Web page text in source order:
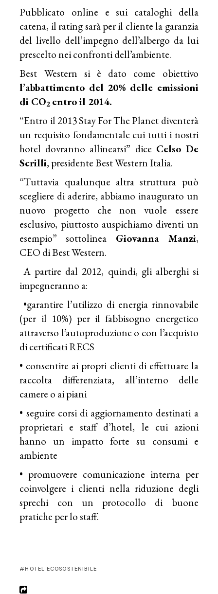
Pubblicato online e sui cataloghi della
catena, il rating sarà per il cliente la garanzia
del livello dell’impegno dell’albergo da lui
prescelto nei confronti dell’ambiente.
Best Western si è dato come obiettivo
l’abbattimento del 20% delle emissioni
di CO2entro il 2014.
“Entro il 2013 Stay For The Planet diventerà
un requisito fondamentale cui tutti i nostri
hotel dovranno allinearsi” dice Celso De
Scrilli, presidente Best Western Italia.
“Tuttavia qualunque altra struttura può
scegliere di aderire, abbiamo inaugurato un
nuovo progetto che non vuole essere
esclusivo, piuttosto auspichiamo diventi un
esempio” sottolinea Giovanna Manzi,
CEO di Best Western.
A partire dal 2012, quindi, gli alberghi si
impegneranno a:
•garantire l’utilizzo di energia rinnovabile
(per il 10%) per il fabbisogno energetico
attraverso l’autoproduzione o con l’acquisto
di certificati RECS
• consentire ai propri clienti di effettuare la
raccolta differenziata, all’interno delle
camere o ai piani
• seguire corsi di aggiornamento destinati a
proprietari e staff d’hotel, le cui azioni
hanno un impatto forte su consumi e
ambiente
• promuovere comunicazione interna per
coinvolgere i clienti nella riduzione degli
sprechi con un protocollo di buone
pratiche per lo staff.
HOTEL ECOSOSTENIBILE